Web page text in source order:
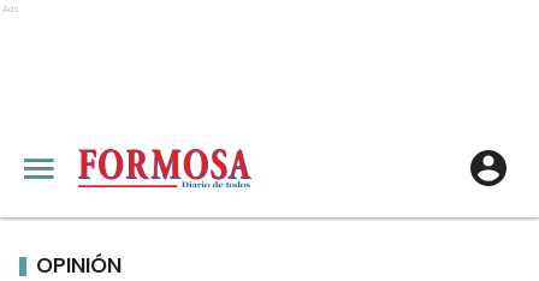
Ads
OPINIÓN